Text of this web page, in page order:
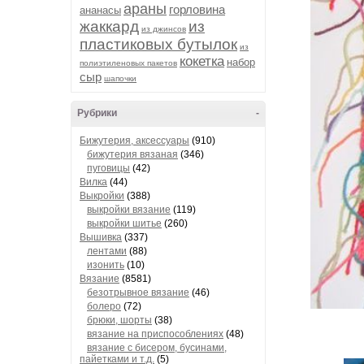
ананасы араны горловина
жаккард из джинсов из
пластиковых бутылок из
полиэтиленовых пакетов кокетка набор
сыр шапочки
-
Рубрики
Бижутерия, аксессуары (910)
бижутерия вязаная (346)
пуговицы (42)
Вилка (44)
Выкройки (388)
выкройки вязание (119)
выкройки шитье (260)
Вышивка (337)
лентами (88)
изонить (10)
Вязание (8581)
безотрывное вязание (46)
болеро (72)
брюки, шорты (38)
вязание на приспособлениях (48)
вязание с бисером, бусинами,
пайетками и т.д. (5)